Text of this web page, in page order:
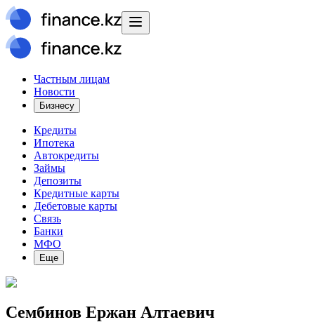
Частным лицам
Новости
Бизнесу
Кредиты
Ипотека
Автокредиты
Займы
Депозиты
Кредитные карты
Дебетовые карты
Связь
Банки
МФО
Еще
Сембинов Ержан Алтаевич